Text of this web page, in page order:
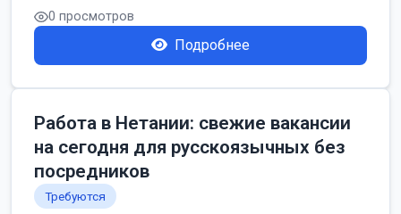
0 просмотров
Подробнее
Работа в Нетании: свежие вакансии
на сегодня для русскоязычных без
посредников
Требуются